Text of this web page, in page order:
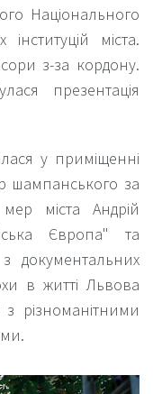
Національного
міста.
з-за кордону.
презентація
у приміщенні
шампанського за
міста Андрій
Європа" та
з документальних
в житті Львова
різноманітними